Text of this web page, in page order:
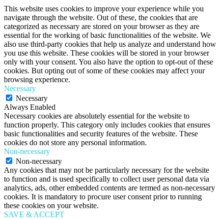
This website uses cookies to improve your experience while you
navigate through the website. Out of these, the cookies that are
categorized as necessary are stored on your browser as they are
essential for the working of basic functionalities of the website. We
also use third-party cookies that help us analyze and understand how
you use this website. These cookies will be stored in your browser
only with your consent. You also have the option to opt-out of these
cookies. But opting out of some of these cookies may affect your
browsing experience.
Necessary
Necessary
Always Enabled
Necessary cookies are absolutely essential for the website to
function properly. This category only includes cookies that ensures
basic functionalities and security features of the website. These
cookies do not store any personal information.
Non-necessary
Non-necessary
Any cookies that may not be particularly necessary for the website
to function and is used specifically to collect user personal data via
analytics, ads, other embedded contents are termed as non-necessary
cookies. It is mandatory to procure user consent prior to running
these cookies on your website.
SAVE & ACCEPT